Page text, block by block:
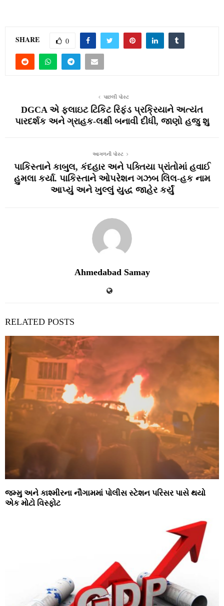
SHARE 0
પાછલી પોસ્ટ
DGCA એ ફ્લાઇટ ટિકિટ રિફંડ પ્રક્રિયાને અત્યંત
પારદર્શક અને ગ્રાહક-લક્ષી બનાવી દીધી, જાણો હજુ શુ
આગળની પોસ્ટ
પાકિસ્‍તાને કાબુલ, કંદહાર અને પક્‍તિયા પ્રાંતોમાં હવાઈ
હુમલા કર્યા. પાકિસ્‍તાને ઓપરેશન ગઝબ લિલ-હક નામ
આપ્‍યું અને ખુલ્‍લું યુદ્ધ જાહેર કર્યું
Ahmedabad Samay
RELATED POSTS
જમ્‍મુ અને કાશ્‍મીરના નૌગામમાં પોલીસ સ્‍ટેશન પરિસર પાસે થયો
એક મોટો વિસ્‍ફોટ